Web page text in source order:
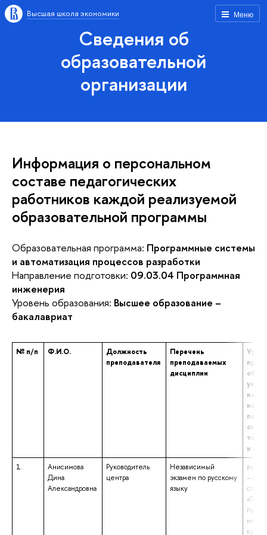
Меню
Высшая школа экономики
Сведения об
образовательной
организации
Информация о персональном
составе педагогических
работников каждой реализуемой
образовательной программы
Образовательная программа: Программные системы
и автоматизация процессов разработки
Направление подготовки: 09.03.04 Программная
инженерия
Уровень образования: Высшее образование –
бакалавриат
№ п/п Ф.И.О.
Должность
преподавателя
Перечень
преподаваемых
дисциплин
том
и
1.
Анисимова
Дина
Александровна
Руководитель
центра
Независимый
экзамен по русскому
языку
–